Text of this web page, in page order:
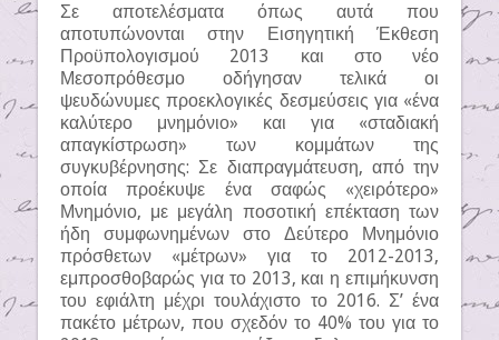
Σε αποτελέσματα όπως αυτά που
αποτυπώνονται στην Εισηγητική Έκθεση
Προϋπολογισμού 2013 και στο νέο
Μεσοπρόθεσμο οδήγησαν τελικά οι
ψευδώνυμες προεκλογικές δεσμεύσεις για «ένα
καλύτερο μνημόνιο» και για «σταδιακή
απαγκίστρωση» των κομμάτων της
συγκυβέρνησης: Σε διαπραγμάτευση, από την
οποία προέκυψε ένα σαφώς «χειρότερο»
Μνημόνιο, με μεγάλη ποσοτική επέκταση των
ήδη συμφωνημένων στο Δεύτερο Μνημόνιο
πρόσθετων «μέτρων» για το 2012-2013,
εμπροσθοβαρώς για το 2013, και η επιμήκυνση
του εφιάλτη μέχρι τουλάχιστο το 2016. Σ’ ένα
πακέτο μέτρων, που σχεδόν το 40% του για το